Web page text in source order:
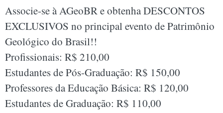
Associe-se à AGeoBR e obtenha DESCONTOS
EXCLUSIVOS no principal evento de Patrimônio
Geológico do Brasil!!
Profissionais: R$ 210,00
Estudantes de Pós-Graduação: R$ 150,00
Professores da Educação Básica: R$ 120,00
Estudantes de Graduação: R$ 110,00